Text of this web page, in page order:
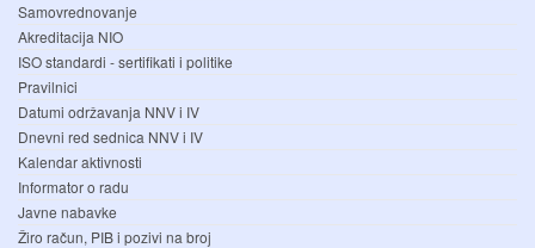
Samovrednovanje
Akreditacija NIO
ISO standardi - sertifikati i politike
Pravilnici
Datumi održavanja NNV i IV
Dnevni red sednica NNV i IV
Kalendar aktivnosti
Informator o radu
Javne nabavke
Žiro račun, PIB i pozivi na broj